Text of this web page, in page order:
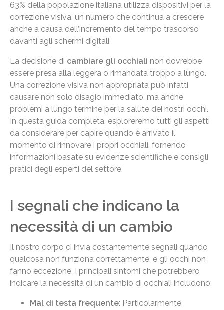
63% della popolazione italiana utilizza dispositivi per la
correzione visiva, un numero che continua a crescere
anche a causa dell’incremento del tempo trascorso
davanti agli schermi digitali.
La decisione di cambiare gli occhiali non dovrebbe
essere presa alla leggera o rimandata troppo a lungo.
Una correzione visiva non appropriata può infatti
causare non solo disagio immediato, ma anche
problemi a lungo termine per la salute dei nostri occhi.
In questa guida completa, esploreremo tutti gli aspetti
da considerare per capire quando è arrivato il
momento di rinnovare i propri occhiali, fornendo
informazioni basate su evidenze scientifiche e consigli
pratici degli esperti del settore.
I segnali che indicano la
necessità di un cambio
Il nostro corpo ci invia costantemente segnali quando
qualcosa non funziona correttamente, e gli occhi non
fanno eccezione. I principali sintomi che potrebbero
indicare la necessità di un cambio di occhiali includono:
Mal di testa frequente: Particolarmente